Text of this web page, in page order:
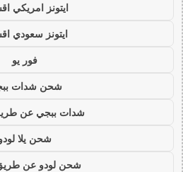
ايتونز امريكي
ايتونز سعودي
فور يو
شحن شدات
شدات ببجي عن
شحن يلا
شحن لودو عن طريق